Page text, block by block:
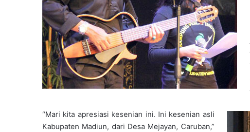
“Mari kita apresiasi kesenian ini. Ini kesenian asli
Kabupaten Madiun, dari Desa Mejayan, Caruban,”